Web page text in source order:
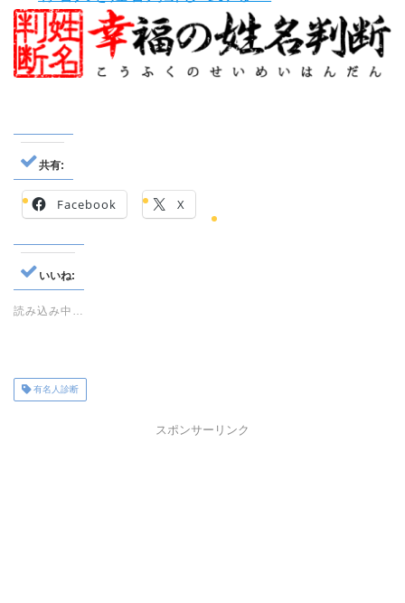
共有:
Facebook X
いいね:
読み込み中…
有名人診断
スポンサーリンク